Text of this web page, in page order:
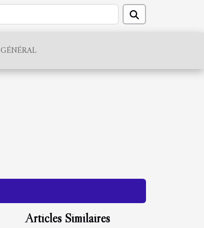
GÉNÉRAL
Articles Similaires